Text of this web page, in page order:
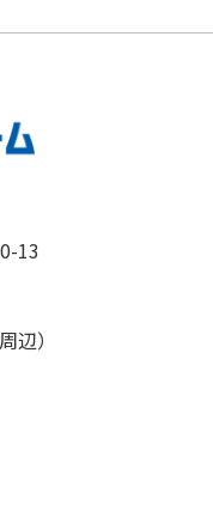
o
13
辺）